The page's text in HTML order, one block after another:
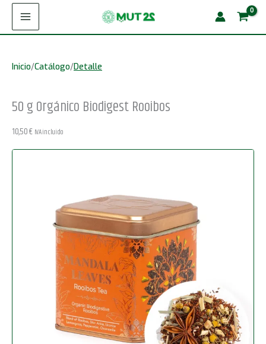
Inicio/Catálogo/Detalle
50 g Orgánico Biodigest Rooibos
10,50€ IVA incluido
Orgánico
Biodigest
cantidad